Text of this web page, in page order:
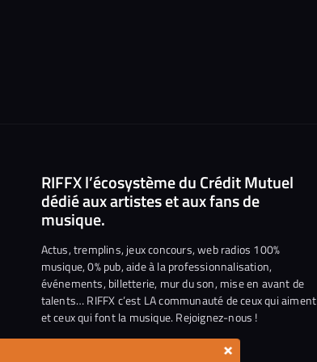
RIFFX l’écosystème du Crédit Mutuel
dédié aux artistes et aux fans de
musique.
Actus, tremplins, jeux concours, web radios 100%
musique, 0% pub, aide à la professionnalisation,
événements, billetterie, mur du son, mise en avant de
talents… RIFFX c’est LA communauté de ceux qui aiment
et ceux qui font la musique. Rejoignez-nous !
×